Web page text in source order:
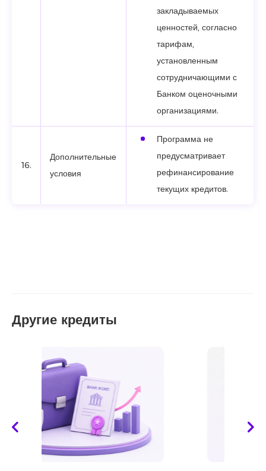
закладываемых
ценностей, согласно
тарифам,
установленным
сотрудничающими с
Банком оценочными
организациями.
16.
Дополнительные
условия
Программа не
предусматривает
рефинансирование
текущих кредитов.
Другие кредиты